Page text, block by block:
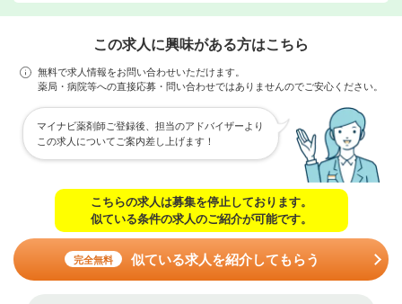
この求人に興味がある方はこちら
無料で求人情報をお問い合わせいただけます。
薬局・病院等への直接応募・問い合わせではありませんのでご安心ください。
マイナビ薬剤師ご登録後、担当のアドバイザーより
この求人についてご案内差し上げます！
こちらの求人は募集を停止しております。
似ている条件の求人のご紹介が可能です。
完全無料 似ている求人を紹介してもらう